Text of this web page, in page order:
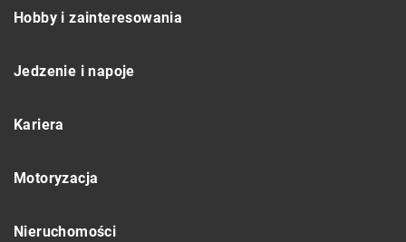
Hobby i zainteresowania
Jedzenie i napoje
Kariera
Motoryzacja
Nieruchomości